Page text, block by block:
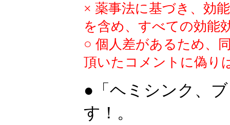
× 薬事法に基づき、効
を含め、すべての効能
○ 個人差があるため、
頂いたコメントに偽り
●「ヘミシンク、
す！。